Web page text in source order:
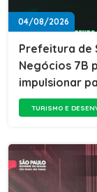
04/08/2026
Prefeitura de
Negócios 7B
impulsionar
TURISMO E